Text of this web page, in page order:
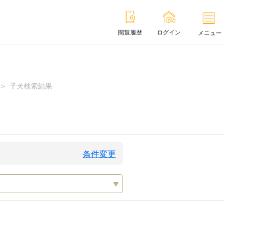
閲覧履歴 ログイン メニュー
子犬検索結果
条件変更